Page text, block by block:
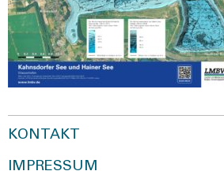
KONTAKT
IMPRESSUM